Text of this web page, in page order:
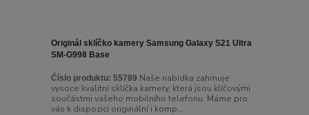
Originál sklíčko kamery Samsung Galaxy S21 Ultra
SM-G998 Base
Číslo produktu: 55789 Naše nabídka zahrnuje
vysoce kvalitní sklíčka kamery, která jsou klíčovými
součástmi vašeho mobilního telefonu. Máme pro
vás k dispozici originální i komp...